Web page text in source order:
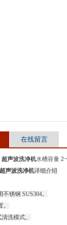
在线留言
声波洗净机水槽容量
声波洗净机详细介绍
锈钢 SUS304。
洗模式。